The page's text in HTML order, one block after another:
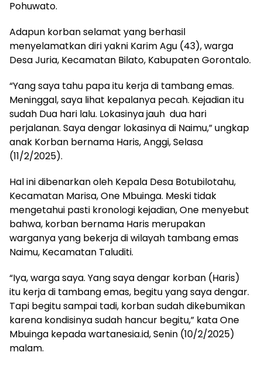
Pohuwato.
Adapun korban selamat yang berhasil
menyelamatkan diri yakni Karim Agu (43), warga
Desa Juria, Kecamatan Bilato, Kabupaten Gorontalo.
“Yang saya tahu papa itu kerja di tambang emas.
Meninggal, saya lihat kepalanya pecah. Kejadian itu
sudah Dua hari lalu. Lokasinya jauh dua hari
perjalanan. Saya dengar lokasinya di Naimu,” ungkap
anak Korban bernama Haris, Anggi, Selasa
(11/2/2025).
Hal ini dibenarkan oleh Kepala Desa Botubilotahu,
Kecamatan Marisa, One Mbuinga. Meski tidak
mengetahui pasti kronologi kejadian, One menyebut
bahwa, korban bernama Haris merupakan
warganya yang bekerja di wilayah tambang emas
Naimu, Kecamatan Taluditi.
“Iya, warga saya. Yang saya dengar korban (Haris)
itu kerja di tambang emas, begitu yang saya dengar.
Tapi begitu sampai tadi, korban sudah dikebumikan
karena kondisinya sudah hancur begitu,” kata One
Mbuinga kepada wartanesia.id, Senin (10/2/2025)
malam.